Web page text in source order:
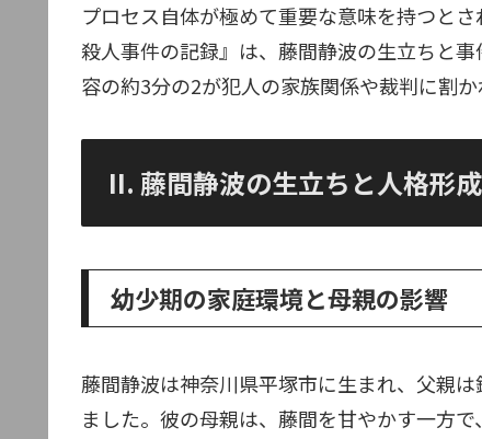
プロセス自体が極めて重要な意味を持つと
殺人事件の記録』は、藤間静波の生立ちと
容の約3分の2が犯人の家族関係や裁判に割か
II. 藤間静波の生立ちと人格形成
幼少期の家庭環境と母親の影響
藤間静波は神奈川県平塚市に生まれ、父親
ました。彼の母親は、藤間を甘やかす一方